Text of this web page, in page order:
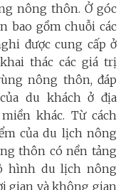
nông thôn. Ở góc
bao gồm chuỗi các
được cung cấp ở
thác các giá trị
nông thôn, đáp
du khách ở địa
khác. Từ cách
của du lịch nông
thôn có nền tảng
hình du lịch nông
gian và không gian